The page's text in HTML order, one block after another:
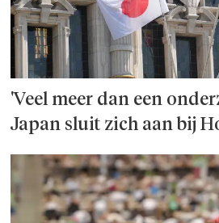
'Veel meer dan een
Japan sluit zich aan bij